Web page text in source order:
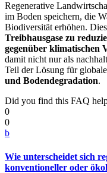
Regenerative
im Boden speichern, die
Biodiversität erhöhen.
Treibhausgase zu
gegenüber klimatischen
damit nicht nur als
Teil der Lösung für
und Bodendegradation.
Did you find this FAQ
0
0
b
Wie unterscheidet sich
konventioneller oder